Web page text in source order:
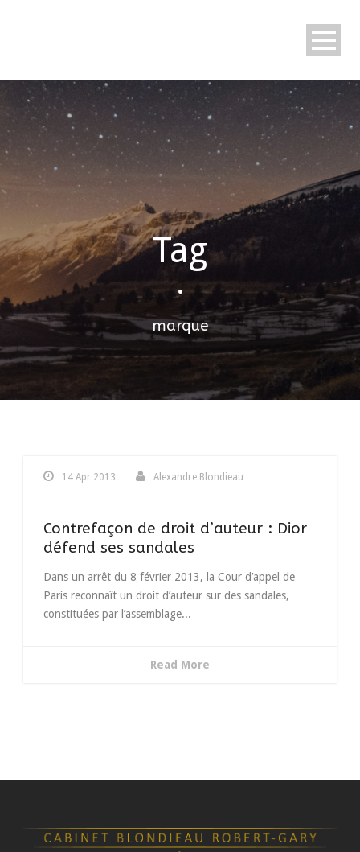
Tag
•
marque
14 Apr 2013 Alexandre Blondieau
Contrefaçon de droit d’auteur : Dior
défend ses sandales
Dans un arrêt du 8 février 2013, la Cour d’appel de
Paris reconnaît un droit d’auteur sur des sandales,
constituées par l’assemblage...
Read More